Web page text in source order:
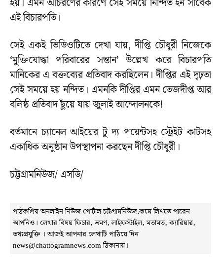
এই বিচারপতি।
সেই একই ভিডিওটিতে দেখা যায়, দীপ্তি চৌধুরী নিজেকে
‘মুক্তিযোদ্ধা পরিবারের সন্তান’ উল্লেখ করে বিচারপতি
মানিকের এ বক্তব্যের প্রতিবাদ করছিলেন। দীপ্তির এই দৃঢ়তা
সেই সময়ে হয় নন্দিত। এমনকি দীপ্তির এমন তেজদীপ্ত আর
বলিষ্ঠ প্রতিবাদ ছুঁয়ে যায় জুলাই আন্দোলনকে!
বর্তমানে চ্যানেল আইয়ের টু দ্য পয়েন্টসহ স্ট্রেইট কাটসহ
একাধিক অনুষ্ঠান উপস্থাপনা করছেন দীপ্তি চৌধুরী।
চট্টগ্রামনিউজ/ এসডি/
পাঠকপ্রিয় অনলাইন নিউজ পোর্টাল চট্টগ্রামনিউজ.কমে লিখতে পারেন
আপনিও। লেখার বিষয় ফিচার, ভ্রমণ, লাইফস্টাইল, মতামত, ক্যারিয়ার,
তথ্যপ্রযুক্তি । আজই আপনার লেখাটি পাঠিয়ে দিন
news@chattogramnews.com ঠিকানায়।